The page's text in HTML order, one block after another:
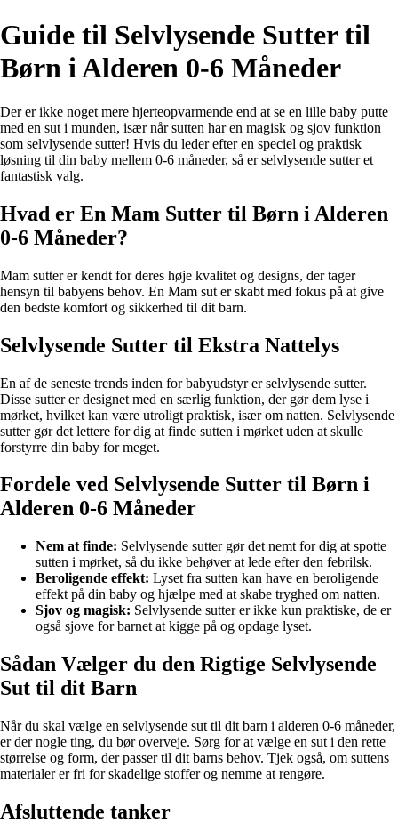
Guide til Selvlysende Sutter til
Børn i Alderen 0-6 Måneder
Der er ikke noget mere hjerteopvarmende end at se en lille baby putte
med en sut i munden, især når sutten har en magisk og sjov funktion
som selvlysende sutter! Hvis du leder efter en speciel og praktisk
løsning til din baby mellem 0-6 måneder, så er selvlysende sutter et
fantastisk valg.
Hvad er En Mam Sutter til Børn i Alderen
0-6 Måneder?
Mam sutter er kendt for deres høje kvalitet og designs, der tager
hensyn til babyens behov. En Mam sut er skabt med fokus på at give
den bedste komfort og sikkerhed til dit barn.
Selvlysende Sutter til Ekstra Nattelys
En af de seneste trends inden for babyudstyr er selvlysende sutter.
Disse sutter er designet med en særlig funktion, der gør dem lyse i
mørket, hvilket kan være utroligt praktisk, især om natten. Selvlysende
sutter gør det lettere for dig at finde sutten i mørket uden at skulle
forstyrre din baby for meget.
Fordele ved Selvlysende Sutter til Børn i
Alderen 0-6 Måneder
Nem at finde: Selvlysende sutter gør det nemt for dig at spotte
sutten i mørket, så du ikke behøver at lede efter den febrilsk.
Beroligende effekt: Lyset fra sutten kan have en beroligende
effekt på din baby og hjælpe med at skabe tryghed om natten.
Sjov og magisk: Selvlysende sutter er ikke kun praktiske, de er
også sjove for barnet at kigge på og opdage lyset.
Sådan Vælger du den Rigtige Selvlysende
Sut til dit Barn
Når du skal vælge en selvlysende sut til dit barn i alderen 0-6 måneder,
er der nogle ting, du bør overveje. Sørg for at vælge en sut i den rette
størrelse og form, der passer til dit barns behov. Tjek også, om suttens
materialer er fri for skadelige stoffer og nemme at rengøre.
Afsluttende tanker